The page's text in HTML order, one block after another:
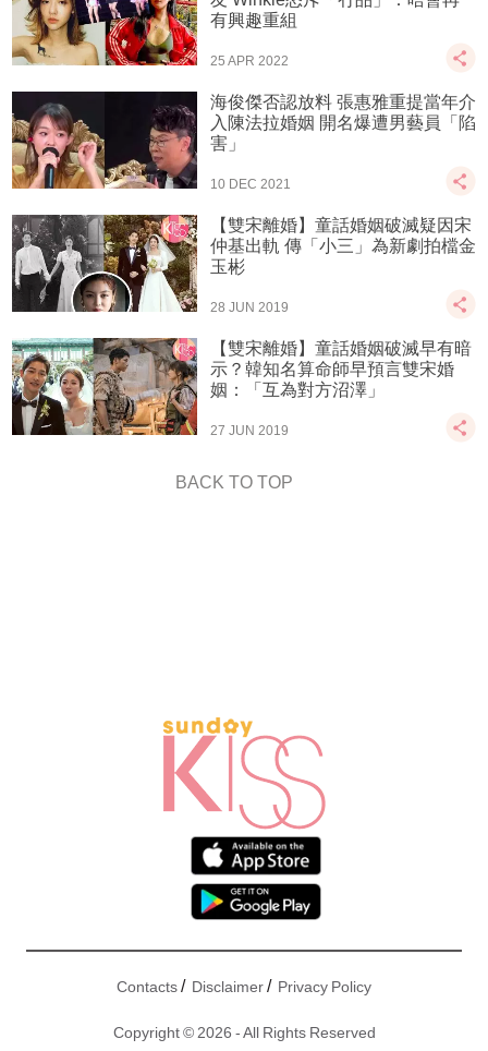
有興趣重組
25 APR 2022
海俊傑否認放料 張惠雅重提當年介
入陳法拉婚姻 開名爆遭男藝員「陷
害」
10 DEC 2021
【雙宋離婚】童話婚姻破滅疑因宋
仲基出軌 傳「小三」為新劇拍檔金
玉彬
28 JUN 2019
【雙宋離婚】童話婚姻破滅早有暗
示？韓知名算命師早預言雙宋婚
姻：「互為對方沼澤」
27 JUN 2019
BACK TO TOP
Contacts/ Disclaimer/ Privacy Policy
Copyright © 2026 - All Rights Reserved